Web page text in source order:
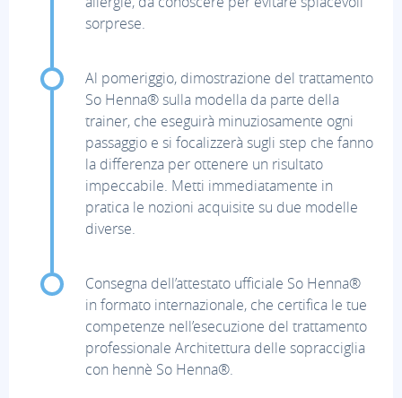
sorprese.
Al pomeriggio, dimostrazione del trattamento
So Henna® sulla modella da parte della
trainer, che eseguirà minuziosamente ogni
passaggio e si focalizzerà sugli step che fanno
la differenza per ottenere un risultato
impeccabile. Metti immediatamente in
pratica le nozioni acquisite su due modelle
diverse.
Consegna dell’attestato ufficiale So Henna®
in formato internazionale, che certifica le tue
competenze nell’esecuzione del trattamento
professionale Architettura delle sopracciglia
con hennè So Henna®.